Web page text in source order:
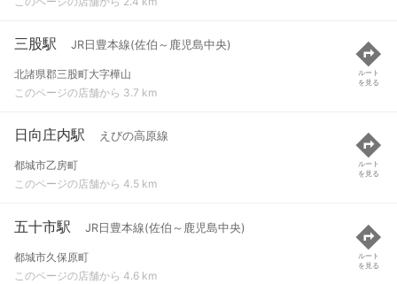
三股駅 JR日豊本線(佐伯～鹿児島中央)
北諸県郡三股町大字樺山
このページの店舗から 3.7 km
ルート
を見る
日向庄内駅 えびの高原線
都城市乙房町
このページの店舗から 4.5 km
ルート
を見る
五十市駅 JR日豊本線(佐伯～鹿児島中央)
都城市久保原町
このページの店舗から 4.6 km
ルート
を見る